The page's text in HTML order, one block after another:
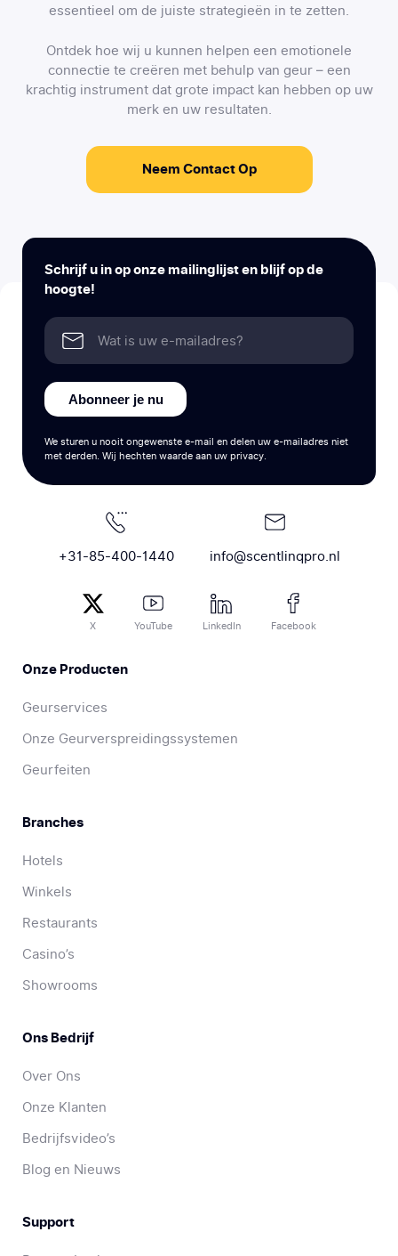
essentieel om de juiste strategieën in te zetten.
Ontdek hoe wij u kunnen helpen een emotionele
connectie te creëren met behulp van geur – een
krachtig instrument dat grote impact kan hebben op uw
merk en uw resultaten.
Neem Contact Op
Schrijf u in op onze mailinglijst en blijf op de
hoogte!
Abonneer je nu
We sturen u nooit ongewenste e-mail en delen uw e-mailadres niet
met derden. Wij hechten waarde aan uw privacy.
+31-85-400-1440 info@scentlinqpro.nl
X YouTube LinkedIn Facebook
Onze Producten
Geurservices
Onze Geurverspreidingssystemen
Geurfeiten
Branches
Hotels
Winkels
Restaurants
Casino’s
Showrooms
Ons Bedrijf
Over Ons
Onze Klanten
Bedrijfsvideo’s
Blog en Nieuws
Support